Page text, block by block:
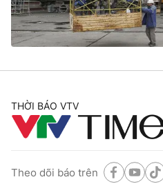
THỜI BÁO VTV
Theo dõi báo trên